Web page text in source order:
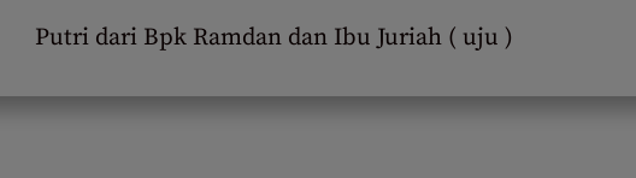
Putri dari Bpk Ramdan dan Ibu Juriah ( uju )